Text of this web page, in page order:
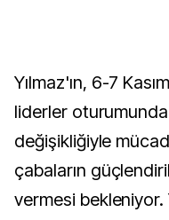
Yılmaz'ın, 6-7
liderler
değişikliğiyle
çabaların
vermesi bekleniyor.